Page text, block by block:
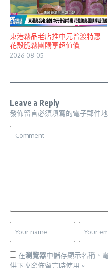
東港鬆品老店推中元普渡特惠
花殼脆鬆團購享超值價
2026-08-05
Leave a Reply
發佈留言必須填寫的電子郵件地
在瀏覽器中儲存顯示名稱、
供下次發佈留言時使用。